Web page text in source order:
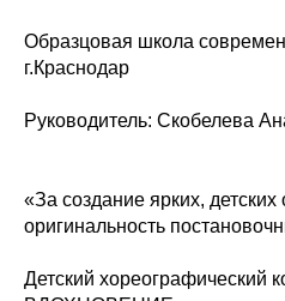
Образцовая школа
г.Краснодар
Руководитель: Скобелева
«За создание ярких, детских
оригинальность
Детский хореографический